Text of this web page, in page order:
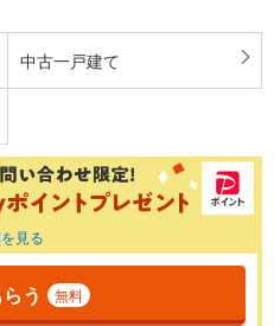
中古一戸建て
見る
う 無料